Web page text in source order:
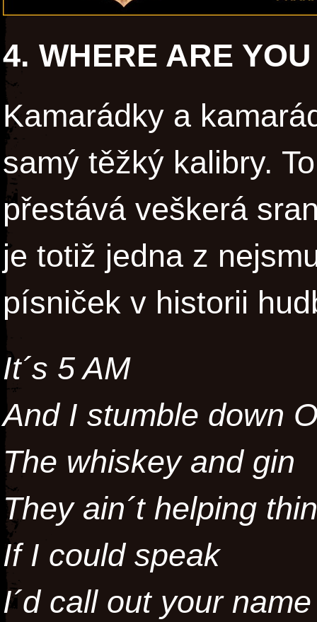
4. WHERE ARE
Kamarádky a
samý těžký kalibry.
přestává veškerá
je totiž jedna z
písniček v historii
It´s 5 AM
And I stumble down
The whiskey and gin
They ain´t helping
If I could speak
I´d call out your name